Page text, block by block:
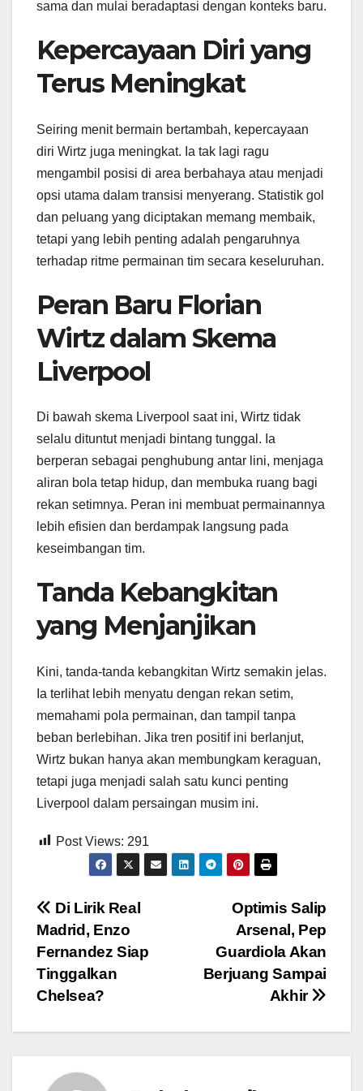
sama dan mulai beradaptasi dengan konteks baru.
Kepercayaan Diri yang
Terus Meningkat
Seiring menit bermain bertambah, kepercayaan
diri Wirtz juga meningkat. Ia tak lagi ragu
mengambil posisi di area berbahaya atau menjadi
opsi utama dalam transisi menyerang. Statistik gol
dan peluang yang diciptakan memang membaik,
tetapi yang lebih penting adalah pengaruhnya
terhadap ritme permainan tim secara keseluruhan.
Peran Baru Florian
Wirtz dalam Skema
Liverpool
Di bawah skema Liverpool saat ini, Wirtz tidak
selalu dituntut menjadi bintang tunggal. Ia
berperan sebagai penghubung antar lini, menjaga
aliran bola tetap hidup, dan membuka ruang bagi
rekan setimnya. Peran ini membuat permainannya
lebih efisien dan berdampak langsung pada
keseimbangan tim.
Tanda Kebangkitan
yang Menjanjikan
Kini, tanda-tanda kebangkitan Wirtz semakin jelas.
Ia terlihat lebih menyatu dengan rekan setim,
memahami pola permainan, dan tampil tanpa
beban berlebihan. Jika tren positif ini berlanjut,
Wirtz bukan hanya akan membungkam keraguan,
tetapi juga menjadi salah satu kunci penting
Liverpool dalam persaingan musim ini.
Post Views: 291
Post
navigation
Optimis Salip
Arsenal, Pep
Guardiola Akan
Berjuang Sampai
Akhir
Di Lirik Real
Madrid, Enzo
Fernandez Siap
Tinggalkan
Chelsea?